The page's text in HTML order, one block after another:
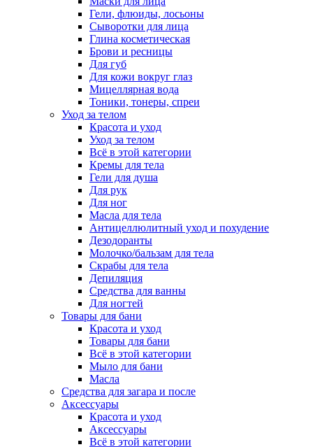
Гели, флюиды, лосьоны
Сыворотки для лица
Глина косметическая
Брови и ресницы
Для губ
Для кожи вокруг глаз
Мицеллярная вода
Тоники, тонеры, спреи
Уход за телом
Красота и уход
Уход за телом
Всё в этой категории
Кремы для тела
Гели для душа
Для рук
Для ног
Масла для тела
Антицеллюлитный уход и похудение
Дезодоранты
Молочко/бальзам для тела
Скрабы для тела
Депиляция
Средства для ванны
Для ногтей
Товары для бани
Красота и уход
Товары для бани
Всё в этой категории
Мыло для бани
Масла
Средства для загара и после
Аксессуары
Красота и уход
Аксессуары
Всё в этой категории